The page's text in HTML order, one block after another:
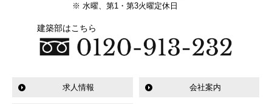
※ 水曜、第1・第3火曜定休日
建築部はこちら
求人情報 会社案内